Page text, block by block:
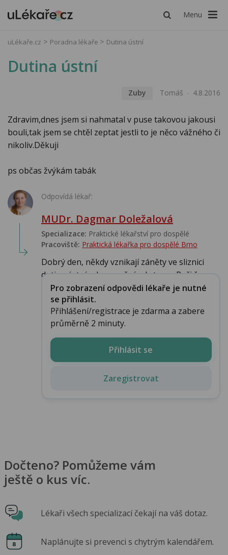
Menu
uLékaře.cz Poradna lékaře Dutina ústní
Dutina ústní
Zuby Tomáš 4.8.2016
Zdravim,dnes jsem si nahmatal v puse takovou jakousi
bouli,tak jsem se chtěl zeptat jestli to je něco vážného či
nikoliv.Děkuji
ps občas žvýkám tabák
Odpovídá lékař:
MUDr. Dagmar Doležalová
Specializace: Praktické lékařství pro dospělé
Pracoviště: Praktická lékařka pro dospělé Brno
Dobrý den, někdy vznikají záněty ve sliznici
dutiny ústní od poranění od stravy. Ppři žv...
Pro zobrazení odpovědi lékaře je nutné
se přihlásit.
Přihlášení/registrace je zdarma a zabere
průměrně 2 minuty.
Přihlásit se
Zaregistrovat
Dočteno? Pomůžeme vám
ještě o kus víc.
Lékaři všech specializací čekají na váš dotaz.
Naplánujte si prevenci s chytrým kalendářem.